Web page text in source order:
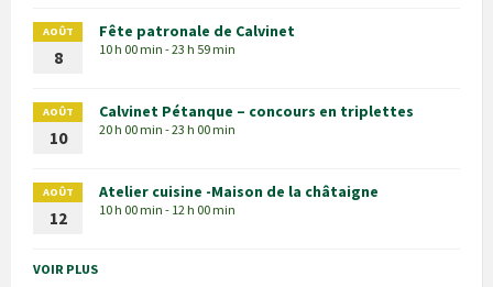
AOÛT
8
Fête patronale de Calvinet
10 h 00 min - 23 h 59 min
AOÛT
10
Calvinet Pétanque – concours en triplettes
20 h 00 min - 23 h 00 min
AOÛT
12
Atelier cuisine -Maison de la châtaigne
10 h 00 min - 12 h 00 min
VOIR PLUS